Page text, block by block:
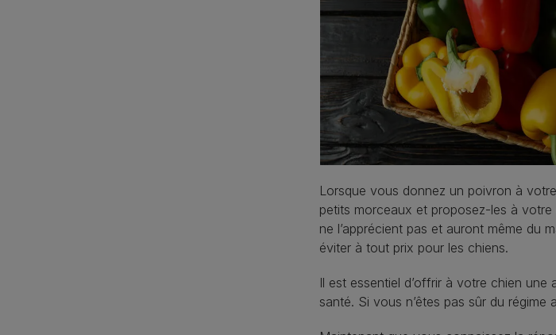
Lorsque vous donnez un poivron à
petits morceaux et proposez-les à votre
ne l’apprécient pas et auront même du
éviter à tout prix pour les chiens.
Il est essentiel d’offrir à votre chien une
santé. Si vous n’êtes pas sûr du